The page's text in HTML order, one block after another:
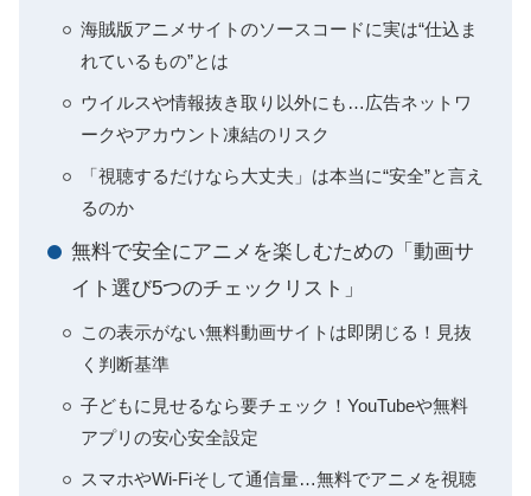
海賊版アニメサイトのソースコードに実は“仕込ま
れているもの”とは
ウイルスや情報抜き取り以外にも…広告ネットワ
ークやアカウント凍結のリスク
「視聴するだけなら大丈夫」は本当に“安全”と言え
るのか
無料で安全にアニメを楽しむための「動画サ
イト選び5つのチェックリスト」
この表示がない無料動画サイトは即閉じる！見抜
く判断基準
子どもに見せるなら要チェック！YouTubeや無料
アプリの安心安全設定
スマホやWi-Fiそして通信量…無料でアニメを視聴